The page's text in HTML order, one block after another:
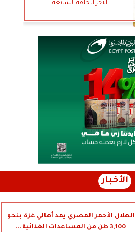
الأخر الحلقة السابعة
الأخبار
الهلال الأحمر المصري يمد أهالي غزة بنحو
3,100 طن من المساعدات الغذائية...